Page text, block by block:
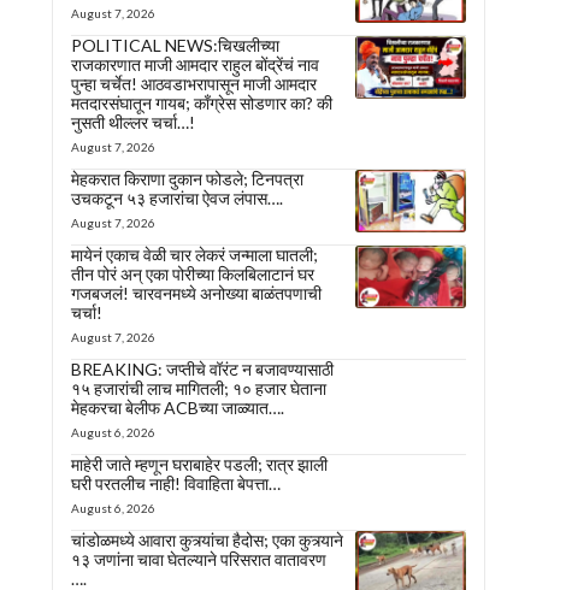
August 7, 2026
POLITICAL NEWS:चिखलीच्या
राजकारणात माजी आमदार राहुल बोंद्रेंचं नाव
पुन्हा चर्चेत! आठवडाभरापासून माजी आमदार
मतदारसंघातून गायब; काँग्रेस सोडणार का? की
नुसती थील्लर चर्चा…!
August 7, 2026
मेहकरात किराणा दुकान फोडले; टिनपत्रा
उचकटून ५३ हजारांचा ऐवज लंपास….
August 7, 2026
मायेनं एकाच वेळी चार लेकरं जन्माला घातली;
तीन पोरं अन् एका पोरीच्या किलबिलाटानं घर
गजबजलं! चारवनमध्ये अनोख्या बाळंतपणाची
चर्चा!
August 7, 2026
BREAKING: जप्तीचे वॉरंट न बजावण्यासाठी
१५ हजारांची लाच मागितली; १० हजार घेताना
मेहकरचा बेलीफ ACBच्या जाळ्यात….
August 6, 2026
माहेरी जाते म्हणून घराबाहेर पडली; रात्र झाली
घरी परतलीच नाही! विवाहिता बेपत्ता…
August 6, 2026
चांडोळमध्ये आवारा कुत्र्यांचा हैदोस; एका कुत्र्याने
१३ जणांना चावा घेतल्याने परिसरात वातावरण
….